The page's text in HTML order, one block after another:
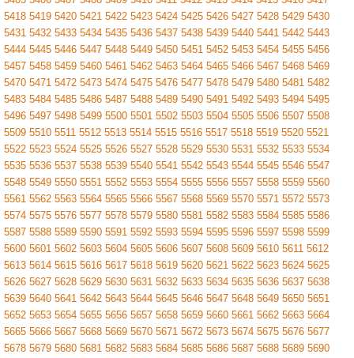
5418 5419 5420 5421 5422 5423 5424 5425 5426 5427 5428 5429 5430
5431 5432 5433 5434 5435 5436 5437 5438 5439 5440 5441 5442 5443
5444 5445 5446 5447 5448 5449 5450 5451 5452 5453 5454 5455 5456
5457 5458 5459 5460 5461 5462 5463 5464 5465 5466 5467 5468 5469
5470 5471 5472 5473 5474 5475 5476 5477 5478 5479 5480 5481 5482
5483 5484 5485 5486 5487 5488 5489 5490 5491 5492 5493 5494 5495
5496 5497 5498 5499 5500 5501 5502 5503 5504 5505 5506 5507 5508
5509 5510 5511 5512 5513 5514 5515 5516 5517 5518 5519 5520 5521
5522 5523 5524 5525 5526 5527 5528 5529 5530 5531 5532 5533 5534
5535 5536 5537 5538 5539 5540 5541 5542 5543 5544 5545 5546 5547
5548 5549 5550 5551 5552 5553 5554 5555 5556 5557 5558 5559 5560
5561 5562 5563 5564 5565 5566 5567 5568 5569 5570 5571 5572 5573
5574 5575 5576 5577 5578 5579 5580 5581 5582 5583 5584 5585 5586
5587 5588 5589 5590 5591 5592 5593 5594 5595 5596 5597 5598 5599
5600 5601 5602 5603 5604 5605 5606 5607 5608 5609 5610 5611 5612
5613 5614 5615 5616 5617 5618 5619 5620 5621 5622 5623 5624 5625
5626 5627 5628 5629 5630 5631 5632 5633 5634 5635 5636 5637 5638
5639 5640 5641 5642 5643 5644 5645 5646 5647 5648 5649 5650 5651
5652 5653 5654 5655 5656 5657 5658 5659 5660 5661 5662 5663 5664
5665 5666 5667 5668 5669 5670 5671 5672 5673 5674 5675 5676 5677
5678 5679 5680 5681 5682 5683 5684 5685 5686 5687 5688 5689 5690